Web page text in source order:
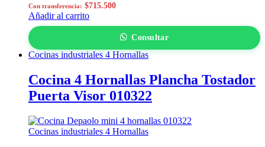
Con transferencia: $715.500
Añadir al carrito
Consultar
Cocinas industriales 4 Hornallas
Cocina 4 Hornallas Plancha Tostador
Puerta Visor 010322
Cocinas industriales 4 Hornallas